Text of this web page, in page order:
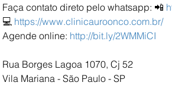
Faça contato direto pelo whatsapp: 📲
💻 https://www.clinicauroonco.com.br/
Agende online: http://bit.ly/2WMMiCI
Rua Borges Lagoa 1070, Cj 52
Vila Mariana - São Paulo - SP